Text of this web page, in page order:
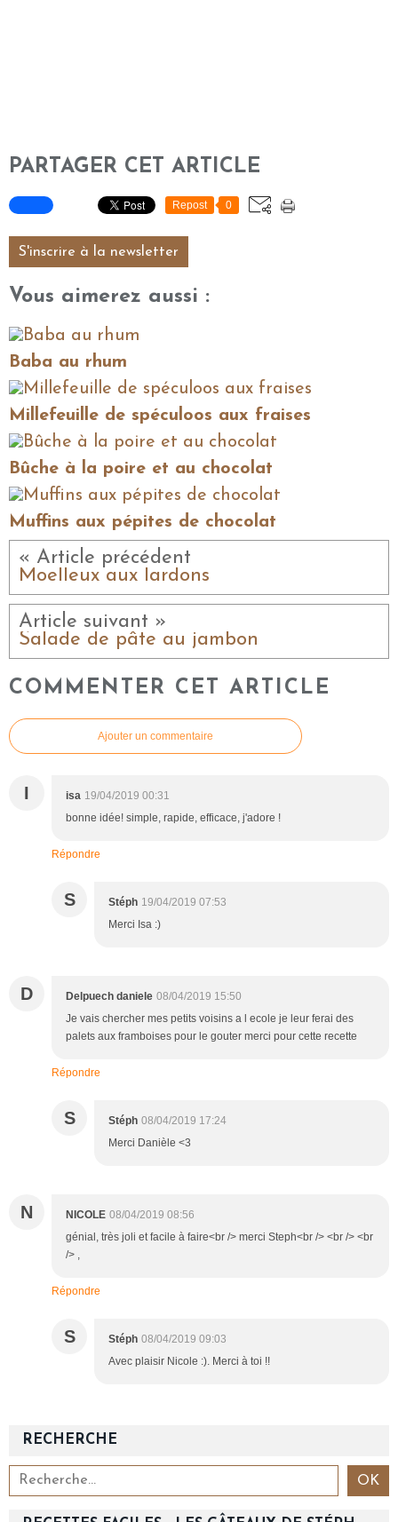
PARTAGER CET ARTICLE
Repost 0
S'inscrire à la newsletter
Vous aimerez aussi :
Baba au rhum
Millefeuille de spéculoos aux fraises
Bûche à la poire et au chocolat
Muffins aux pépites de chocolat
« Article précédent
Moelleux aux lardons
Article suivant »
Salade de pâte au jambon
COMMENTER CET ARTICLE
Ajouter un commentaire
I isa 19/04/2019 00:31
bonne idée! simple, rapide, efficace, j'adore !
Répondre
S Stéph 19/04/2019 07:53
Merci Isa :)
D Delpuech daniele 08/04/2019 15:50
Je vais chercher mes petits voisins a l ecole je leur ferai des
palets aux framboises pour le gouter merci pour cette recette
Répondre
S Stéph 08/04/2019 17:24
Merci Danièle <3
N NICOLE 08/04/2019 08:56
génial, très joli et facile à faire<br /> merci Steph<br /> <br /> <br
/> ,
Répondre
S Stéph 08/04/2019 09:03
Avec plaisir Nicole :). Merci à toi !!
RECHERCHE